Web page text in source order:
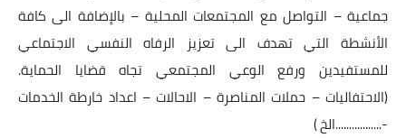
جماعية – التواصل مع المجتمعات المحلية – بالإضافة الى كافة
الأنشطة التي تهدف الى تعزيز الرفاه النفسي الاجتماعي
للمستفيدين ورفع الوعي المجتمعي تجاه قضايا الحماية.
(الاحتفاليات – حملات المناصرة – الاحالات – اعداد خارطة الخدمات
-.................الخ )